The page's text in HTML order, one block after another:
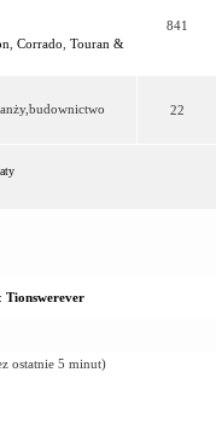
Corrado Touran &
841
22
Tionswerever
ostatnie 5 minut)